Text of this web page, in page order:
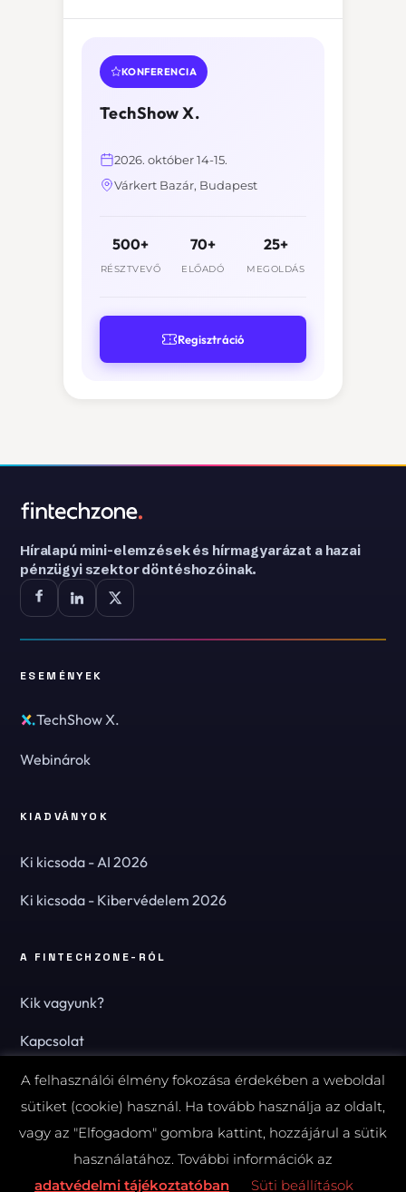
KONFERENCIA
TechShow X.
2026. október 14-15.
Várkert Bazár, Budapest
500+
RÉSZTVEVŐ
70+
ELŐADÓ
25+
MEGOLDÁS
Regisztráció
Híralapú mini-elemzések és hírmagyarázat a hazai
pénzügyi szektor döntéshozóinak.
ESEMÉNYEK
TechShow X.
Webinárok
KIADVÁNYOK
Ki kicsoda - AI 2026
Ki kicsoda - Kibervédelem 2026
A FINTECHZONE-RÓL
Kik vagyunk?
Kapcsolat
Hírlevél
© 2026 FinTechZone.hu - A FinTech Group Kft.
A felhasználói élmény fokozása érdekében a weboldal
sütiket (cookie) használ. Ha tovább használja az oldalt,
vagy az "Elfogadom" gombra kattint, hozzájárul a sütik
használatához. További információk az
adatvédelmi tájékoztatóban
Süti beállítások